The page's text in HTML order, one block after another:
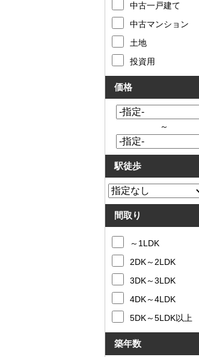
中古一戸建て
中古マンション
土地
投資用
価格
～
駅徒歩
間取り
～1LDK
2DK～2LDK
3DK～3LDK
4DK～4LDK
5DK～5LDK以上
築年数